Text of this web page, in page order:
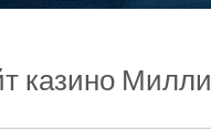
казино